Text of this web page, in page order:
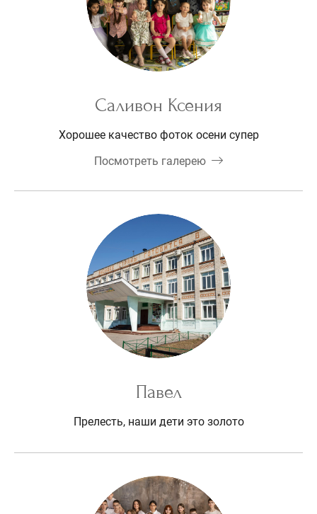
Саливон Ксения
Хорошее качество фоток осени супер
Посмотреть галерею
Павел
Прелесть, наши дети это золото